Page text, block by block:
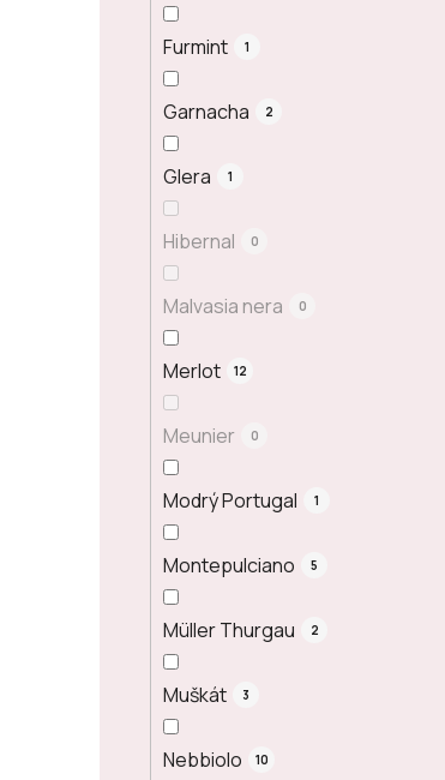
Furmint 1
Garnacha 2
Glera 1
Hibernal 0
Malvasia nera 0
Merlot 12
Meunier 0
Modrý Portugal 1
Montepulciano 5
Müller Thurgau 2
Muškát 3
Nebbiolo 10